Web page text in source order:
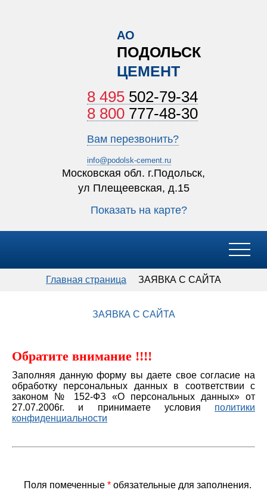
АО
ПОДОЛЬСК
ЦЕМЕНТ
8 495 502-79-34
8 800 777-48-30
Вам перезвонить?
info@podolsk-cement.ru
Московская обл. г.Подольск,
ул Плещеевская, д.15
Показать на карте?
ГЛАВНАЯ
ПРЕСС-ЦЕНТР
ПРАЙС-ЛИСТЫ
ДОКУМЕНТЫ
КОНТАКТЫ
Главная страница ЗАЯВКА С САЙТА
ЗАЯВКА С САЙТА
Обратите внимание !!!!
Заполняя данную форму вы даете свое согласие на
обработку персональных данных в соответствии с
законом № 152-ФЗ «О персональных данных» от
27.07.2006г. и принимаете условия политики
конфиденциальности
Поля помеченные * обязательные для заполнения.